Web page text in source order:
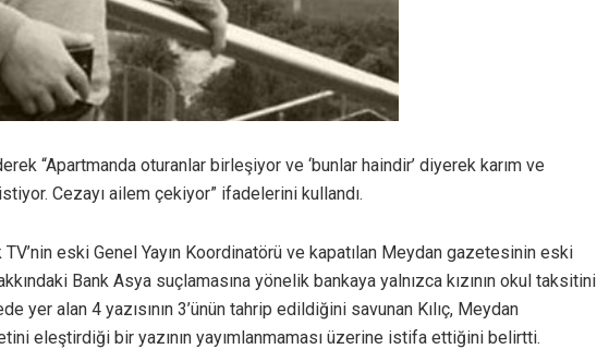
“Apartmanda oturanlar birleşiyor ve ‘bunlar haindir’ diyerek karım ve
Cezayı ailem çekiyor” ifadelerini kullandı.
eski Genel Yayın Koordinatörü ve kapatılan Meydan gazetesinin eski
Bank Asya suçlamasına yönelik bankaya yalnızca kızının okul taksitini
yer alan 4 yazısının 3’ünün tahrip edildiğini savunan Kılıç, Meydan
eleştirdiği bir yazının yayımlanmaması üzerine istifa ettiğini belirtti.